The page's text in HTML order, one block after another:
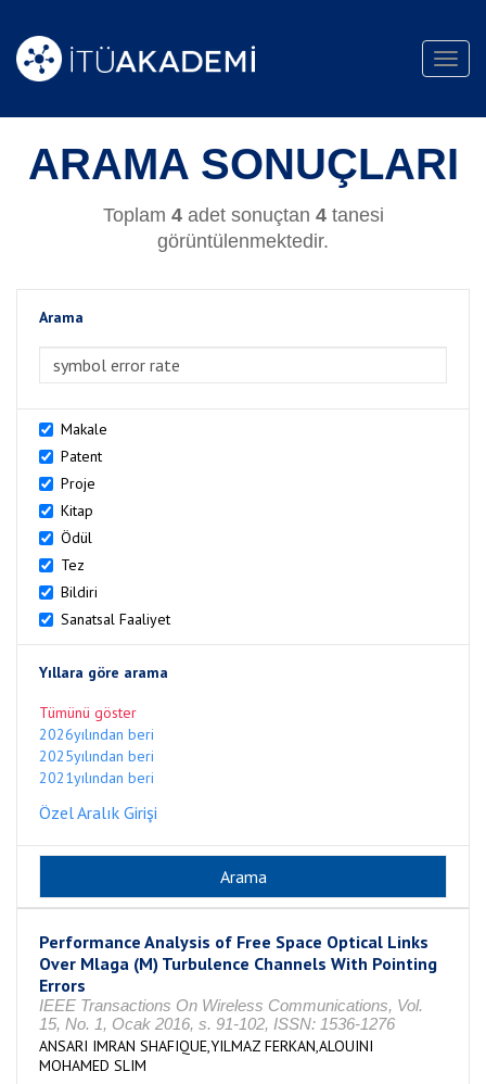
ARAMA SONUÇLARI
Toplam 4adet sonuçtan 4tanesi
görüntülenmektedir.
Arama
Makale
Patent
Proje
Kitap
Ödül
Tez
Bildiri
Sanatsal Faaliyet
Yıllara göre arama
Tümünü göster
2026yılından beri
2025yılından beri
2021yılından beri
Özel Aralık Girişi
Performance Analysis of Free Space Optical Links
Over Mlaga (M) Turbulence Channels With Pointing
Errors
IEEE Transactions On Wireless Communications, Vol.
15, No. 1, Ocak 2016, s. 91-102, ISSN: 1536-1276
ANSARI IMRAN SHAFIQUE,YILMAZ FERKAN,ALOUINI
MOHAMED SLIM